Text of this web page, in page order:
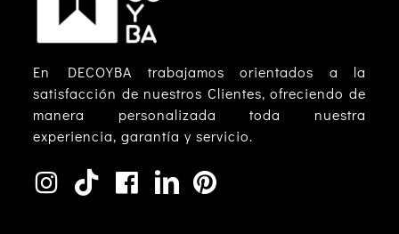
En DECOYBA trabajamos orientados a la
satisfacción de nuestros Clientes, ofreciendo de
manera personalizada toda nuestra
experiencia, garantía y servicio.